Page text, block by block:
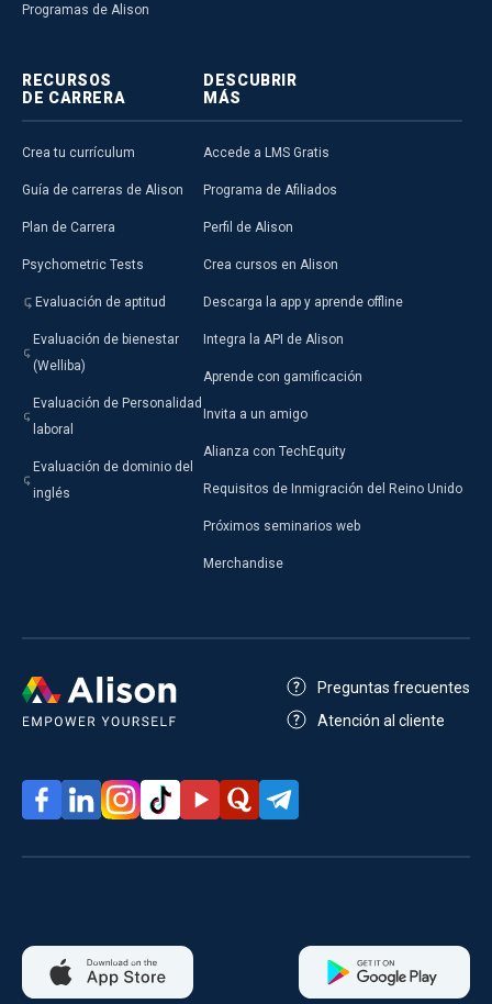
Programas de Alison
RECURSOS
DE CARRERA
Crea tu currículum
Guía de carreras de Alison
Plan de Carrera
Psychometric Tests
Evaluación de aptitud
Evaluación de bienestar
(Welliba)
Evaluación de Personalidad
laboral
Evaluación de dominio del
inglés
DESCUBRIR
MÁS
Accede a LMS Gratis
Programa de Afiliados
Perfil de Alison
Crea cursos en Alison
Descarga la app y aprende offline
Integra la API de Alison
Aprende con gamificación
Invita a un amigo
Alianza con TechEquity
Requisitos de Inmigración del Reino Unido
Próximos seminarios web
Merchandise
Preguntas frecuentes
Atención al cliente